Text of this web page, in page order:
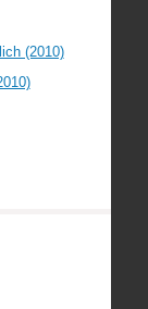
(2010)